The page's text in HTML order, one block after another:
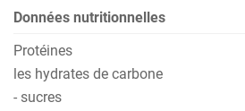
Données nutritionnelles
Protéines
les hydrates de carbone
- sucres